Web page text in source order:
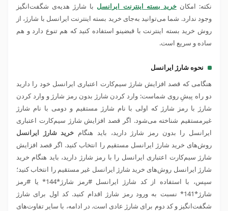
نکته: امکانخرید بسته اینترنت ایرانسل با شارژ هدیه‌ی شگفت‌انگیز
وجود ندارد. شما می‌توانید به‌جای خرید بسته اینترنت ایرانسل با شارژ، از
روش خرید بسته اینترنت با قبضینو استفاده کنید که هم تنوع دارد و هم
ساده و سریع است.
نحوه شارژ ایرانسل
هنگامی که قصد افزایش شارژ سیم‌کارت اعتباری ایرانسل خود را دارید
دو راه پیشِ روی شماست: وارد کردن شارژ‌ بدون رمز شارژ و وارد کردن
شارژ با رمز شارژ که اولی با نام شارژ مستقیم و دومی با نام شارژ
غیرمستقیم شناخته می‌شود. اگر قصد افزایش شارژ سیم‌کارت اعتباری
ایرانسل را بدون رمز شارژ دارید، باید هنگام خرید شارژ ایرانسل
روش‌های خرید شارژ ایرانسل مستقیم را انتخاب کنید. اگر قصد افزایش
شارژ سیم‌کارت اعتباری ایرانسل را با رمز شارژ دارید، باید هنگام خرید
شارژ ایرانسل روش‌های خرید شارژ ایرانسل غیر مستقیم را انتخاب کنید؛
سپس، با استفاده از کد شارژ ایرانسل #رمز شارژ*144* یا #رمز
شارژ*141* نسبت به ورود رمز شارژ اقدام کنید. کد اول برای شارژ
شگفت‌انگیز و کد دوم برای شارژ عادی است. در ادامه، با سایر تفاوت‌های